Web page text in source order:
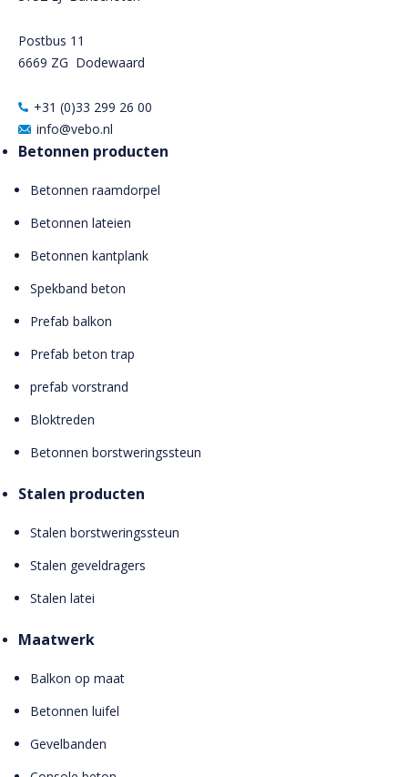
Postbus 11
6669 ZG Dodewaard
+31 (0)33 299 26 00
info@vebo.nl
Betonnen producten
Betonnen raamdorpel
Betonnen lateien
Betonnen kantplank
Spekband beton
Prefab balkon
Prefab beton trap
prefab vorstrand
Bloktreden
Betonnen borstweringssteun
Stalen producten
Stalen borstweringssteun
Stalen geveldragers
Stalen latei
Maatwerk
Balkon op maat
Betonnen luifel
Gevelbanden